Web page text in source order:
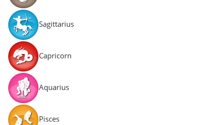
Sagittarius
Capricorn
Aquarius
Pisces